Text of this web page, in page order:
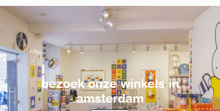
bezoek onze winkels in
amsterdam